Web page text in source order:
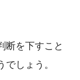
断を下すこと
しょう。